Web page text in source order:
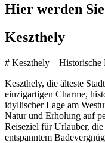
Hier werden
Keszthely
# Keszthely – Historische
Keszthely, die älteste
einzigartigen Charme,
idyllischer Lage am
Natur und Erholung auf
Reiseziel für Urlauber,
entspanntem